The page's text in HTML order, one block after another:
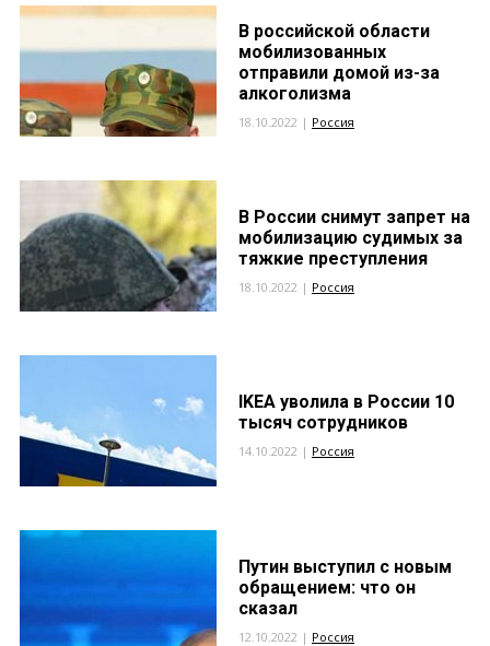
В российской области
мобилизованных
отправили домой из-за
алкоголизма
18.10.2022 | Россия
В России снимут запрет на
мобилизацию судимых за
тяжкие преступления
18.10.2022 | Россия
IKEA уволила в России 10
тысяч сотрудников
14.10.2022 | Россия
Путин выступил с новым
обращением: что он
сказал
12.10.2022 | Россия